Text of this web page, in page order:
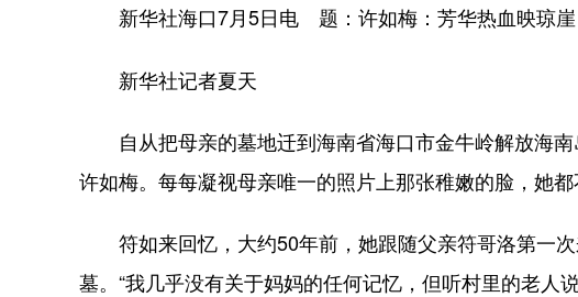
新华社海口7月5日电 题：许如梅：芳华热血映琼崖
新华社记者夏天
自从把母亲的墓地迁到海南省海口市金牛岭解放海南
许如梅。每每凝视母亲唯一的照片上那张稚嫩的脸，她都
符如来回忆，大约50年前，她跟随父亲符哥洛第一
墓。“我几乎没有关于妈妈的任何记忆，但听村里的老人